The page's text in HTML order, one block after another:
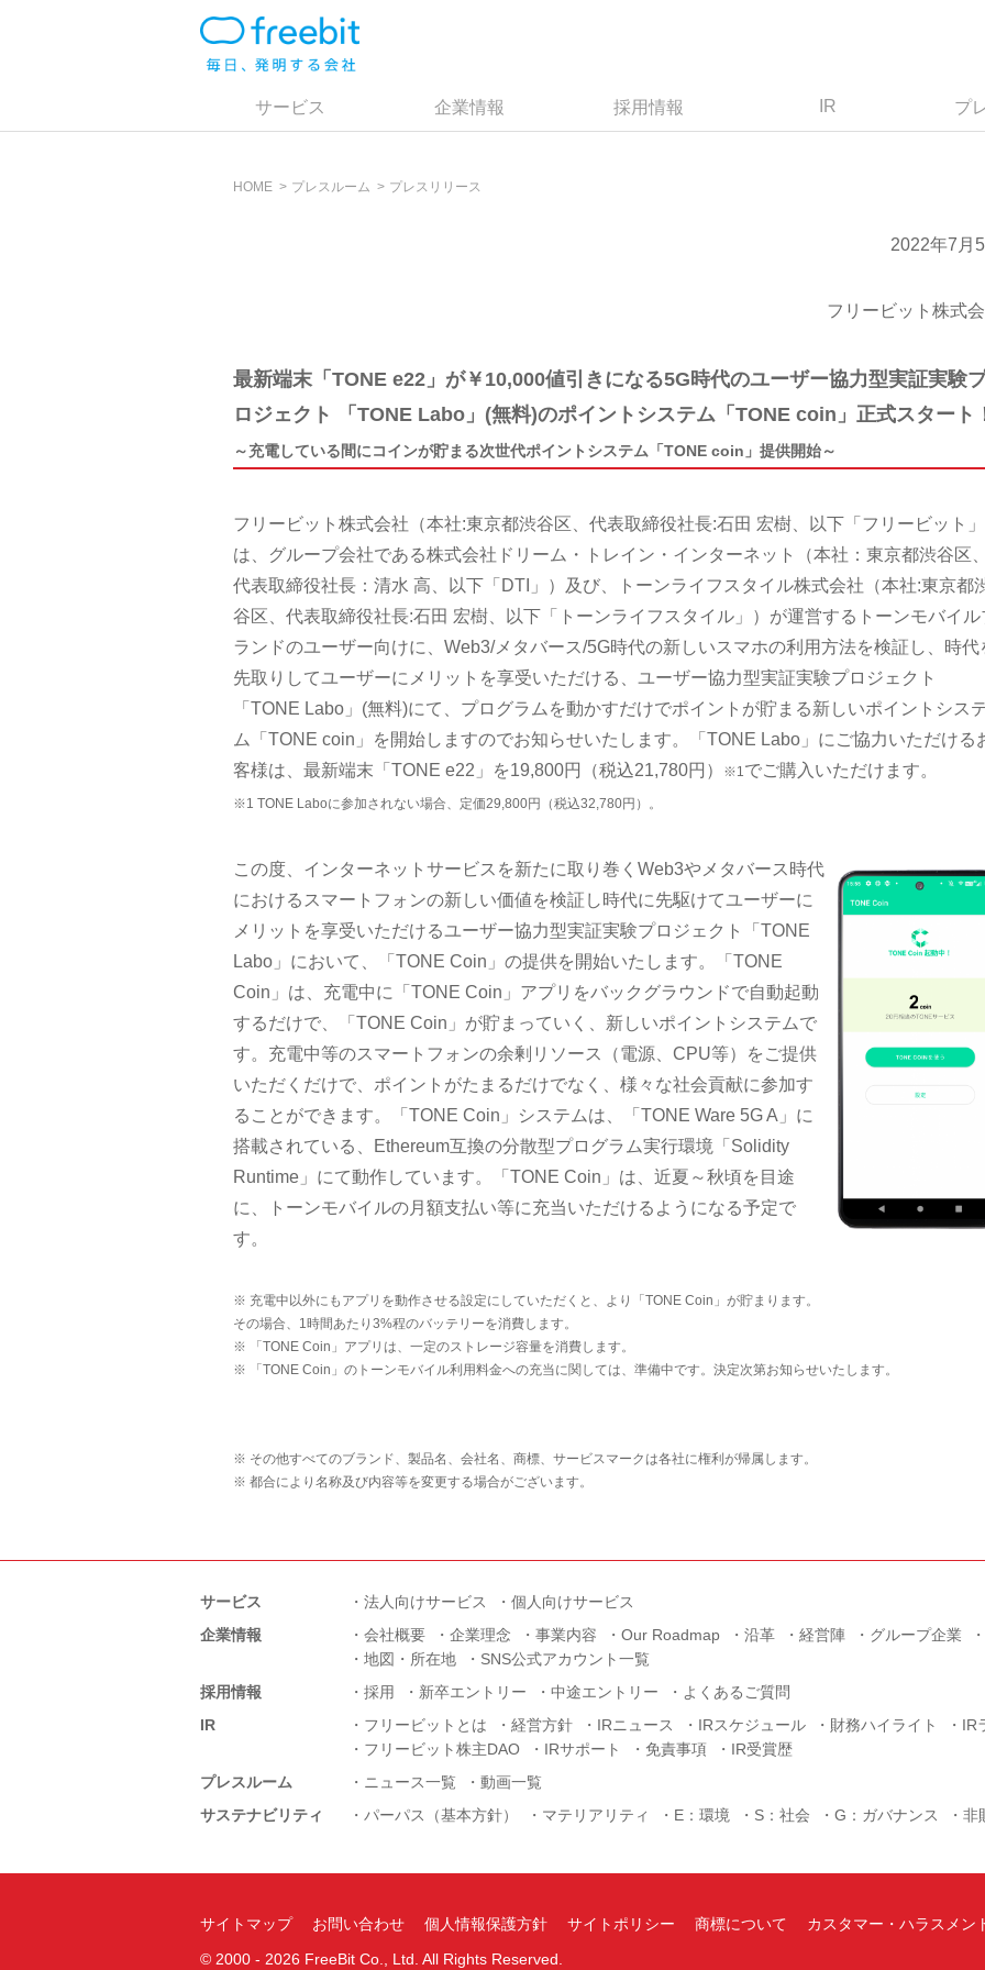
サービス 企業情報 採用情報 IR プ
HOME プレスルーム プレスリリース
2022年7月5
フリービット株式
最新端末「TONE e22」が￥10,000値引きになる5G時代のユーザー協力型実証実験
ロジェクト 「TONE Labo」(無料)のポイントシステム「TONE coin」正式スタート
～充電している間にコインが貯まる次世代ポイントシステム「TONE coin」提供開始～
フリービット株式会社（本社:東京都渋谷区、代表取締役社長:石田 宏樹、以下「フリービット」
は、グループ会社である株式会社ドリーム・トレイン・インターネット（本社：東京都渋谷区、
代表取締役社長：清水 高、以下「DTI」）及び、トーンライフスタイル株式会社（本社:東京都
谷区、代表取締役社長:石田 宏樹、以下「トーンライフスタイル」）が運営するトーンモバイル
ランドのユーザー向けに、Web3/メタバース/5G時代の新しいスマホの利用方法を検証し、時代
先取りしてユーザーにメリットを享受いただける、ユーザー協力型実証実験プロジェクト
「TONE Labo」(無料)にて、プログラムを動かすだけでポイントが貯まる新しいポイントシス
ム「TONE coin」を開始しますのでお知らせいたします。「TONE Labo」にご協力いただける
客様は、最新端末「TONE e22」を19,800円（税込21,780円）
※1でご購入いただけます。
※1 TONE Laboに参加されない場合、定価29,800円（税込32,780円）。
この度、インターネットサービスを新たに取り巻くWeb3やメタバース時代
におけるスマートフォンの新しい価値を検証し時代に先駆けてユーザーに
メリットを享受いただけるユーザー協力型実証実験プロジェクト「TONE
Labo」において、「TONE Coin」の提供を開始いたします。「TONE
Coin」は、充電中に「TONE Coin」アプリをバックグラウンドで自動起動
するだけで、「TONE Coin」が貯まっていく、新しいポイントシステムで
す。充電中等のスマートフォンの余剰リソース（電源、CPU等）をご提供
いただくだけで、ポイントがたまるだけでなく、様々な社会貢献に参加す
ることができます。「TONE Coin」システムは、「TONE Ware 5G A」に
搭載されている、Ethereum互換の分散型プログラム実行環境「Solidity
Runtime」にて動作しています。「TONE Coin」は、近夏～秋頃を目途
に、トーンモバイルの月額支払い等に充当いただけるようになる予定で
す。
※ 充電中以外にもアプリを動作させる設定にしていただくと、より「TONE Coin」が貯まります。
その場合、1時間あたり3%程のバッテリーを消費します。
※ 「TONE Coin」アプリは、一定のストレージ容量を消費します。
※ 「TONE Coin」のトーンモバイル利用料金への充当に関しては、準備中です。決定次第お知らせいたします。
※ その他すべてのブランド、製品名、会社名、商標、サービスマークは各社に権利が帰属します。
※ 都合により名称及び内容等を変更する場合がございます。
サービス 法人向けサービス
個人向けサービス
企業情報
会社概要 企業理念 事業内容 Our Roadmap 沿革 経営陣 グループ企業
地図・所在地
SNS公式アカウント一覧
採用情報
採用 新卒エントリー 中途エントリー
よくあるご質問
IR
フリービットとは 経営方針 IRニュース IRスケジュール 財務ハイライト IR
フリービット株主DAO
IRサポート 免責事項
IR受賞歴
プレスルーム
ニュース一覧
動画一覧
サステナビリティ
パーパス（基本方針） マテリアリティ E：環境 S：社会 G：ガバナンス 非
サイトマップ お問い合わせ 個人情報保護方針 サイトポリシー 商標について
カスタマー・ハラスメン
© 2000 - 2026 FreeBit Co., Ltd. All Rights Reserved.